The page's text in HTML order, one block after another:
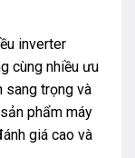
inverter
cùng nhiều ưu
sang trọng và
phẩm máy
giá cao và